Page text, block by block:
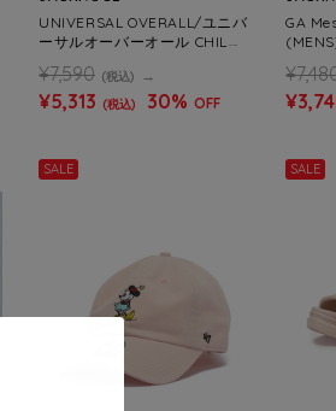
UNIVERSAL OVERALL/ユニバ
ーサルオーバーオール CHILLP
S)
¥7,590 (税込)
¥5,313 (税込) 30% OFF
GA
SALE SALE